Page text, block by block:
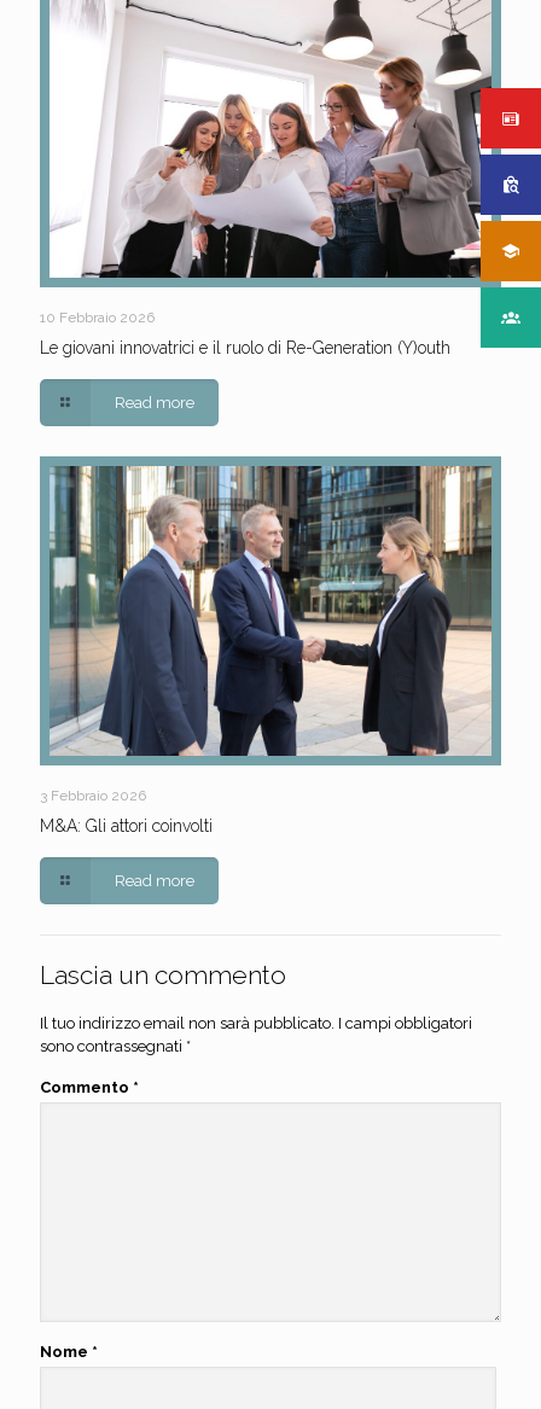
10 Febbraio 2026
Le giovani innovatrici e il ruolo di Re-Generation (Y)outh
Read more
3 Febbraio 2026
M&A: Gli attori coinvolti
Read more
Lascia un commento
Il tuo indirizzo email non sarà pubblicato. I campi obbligatori
sono contrassegnati *
Commento *
Nome *